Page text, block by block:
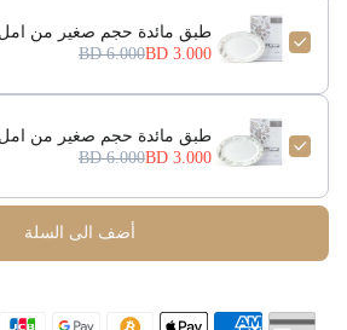
طبق مائدة حجم صغير من
3.000 BD
6.000 BD
طبق مائدة حجم صغير من
3.000 BD
6.000 BD
أضف الى السلة